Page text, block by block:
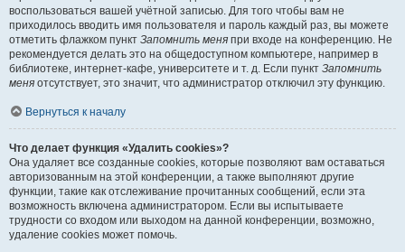
воспользоваться вашей учётной записью. Для того чтобы вам не
приходилось вводить имя пользователя и пароль каждый раз, вы можете
отметить флажком пункт Запомнить меня при входе на конференцию. Не
рекомендуется делать это на общедоступном компьютере, например в
библиотеке, интернет-кафе, университете и т. д. Если пункт Запомнить
меня отсутствует, это значит, что администратор отключил эту функцию.
Вернуться к началу
Что делает функция «Удалить cookies»?
Она удаляет все созданные cookies, которые позволяют вам оставаться
авторизованным на этой конференции, а также выполняют другие
функции, такие как отслеживание прочитанных сообщений, если эта
возможность включена администратором. Если вы испытываете
трудности со входом или выходом на данной конференции, возможно,
удаление cookies может помочь.